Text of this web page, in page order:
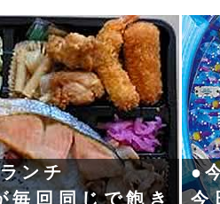
ンチ
毎回同じで飽き
●
今